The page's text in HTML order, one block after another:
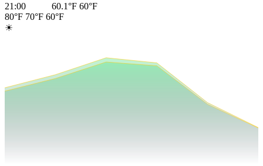
21:00 60.1°F 60°F
80°F 70°F 60°F
☀